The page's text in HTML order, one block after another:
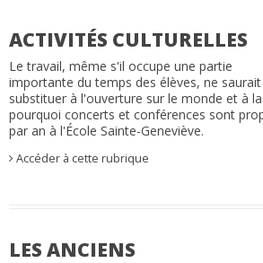
ACTIVITÉS CULTURELLES
Le travail, même s'il occupe une partie
importante du temps des élèves, ne saurait
substituer à l'ouverture sur le monde et à
pourquoi concerts et conférences sont
par an à l'École Sainte-Geneviève.
Accéder à cette rubrique
LES ANCIENS